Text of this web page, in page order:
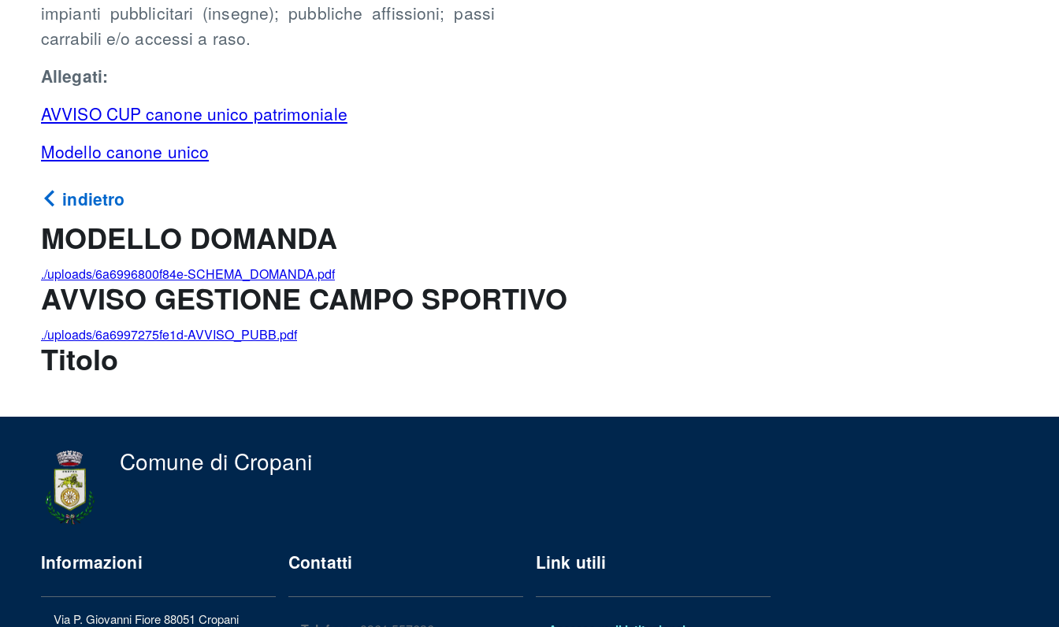
impianti pubblicitari (insegne); pubbliche affissioni; passi
carrabili e/o accessi a raso.
Allegati:
AVVISO CUP canone unico patrimoniale
Modello canone unico
indietro
MODELLO DOMANDA
./uploads/6a6996800f84e-SCHEMA_DOMANDA.pdf
AVVISO GESTIONE CAMPO SPORTIVO
./uploads/6a6997275fe1d-AVVISO_PUBB.pdf
Titolo
Comune di Cropani
Informazioni
Via P. Giovanni Fiore 88051 Cropani
Contatti Link utili